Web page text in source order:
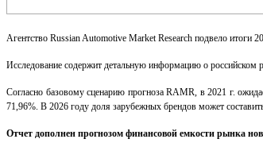
Агентство Russian Automotive Market Research подвело итоги
Исследование содержит детальную информацию о российском
Согласно базовому сценарию прогноза RAMR, в 2021 г.
71,96%. В 2026 году доля зарубежных брендов может
Отчет дополнен прогнозом финансовой емкости рынка